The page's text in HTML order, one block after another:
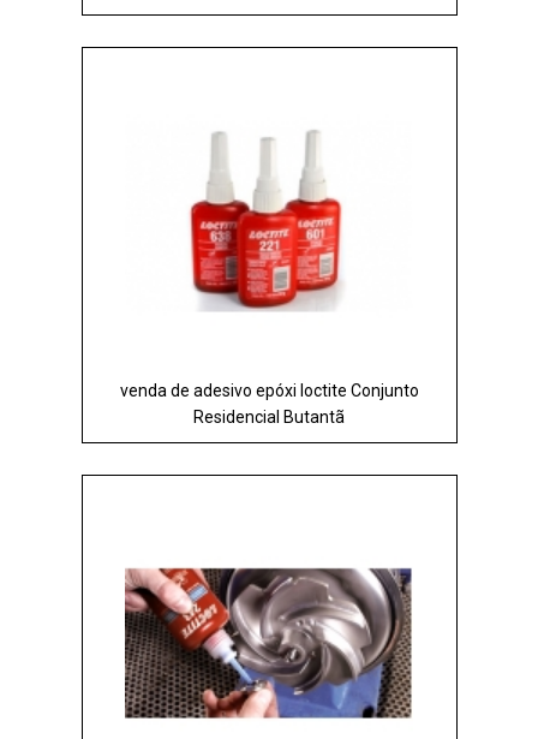
venda de adesivo epóxi loctite Conjunto
Residencial Butantã